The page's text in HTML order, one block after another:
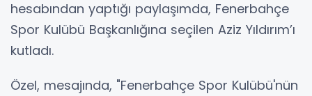
hesabından yaptığı paylaşımda, Fenerbahçe
Spor Kulübü Başkanlığına seçilen Aziz Yıldırım’ı
kutladı.
Özel, mesajında, "Fenerbahçe Spor Kulübü'nün